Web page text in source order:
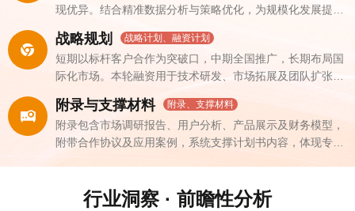
现优异。结合精准数据分析与策略优化，为规模化发展提供
战略规划 战略计划、融资计划
短期以标杆客户合作为突破口，中期全国推广，长期布局国
际化市场。本轮融资用于技术研发、市场拓展及团队扩张，
附录与支撑材料 附录、支撑材料
附录包含市场调研报告、用户分析、产品展示及财务模型，
附带合作协议及应用案例，系统支撑计划书内容，体现专业
行业洞察 · 前瞻性分析